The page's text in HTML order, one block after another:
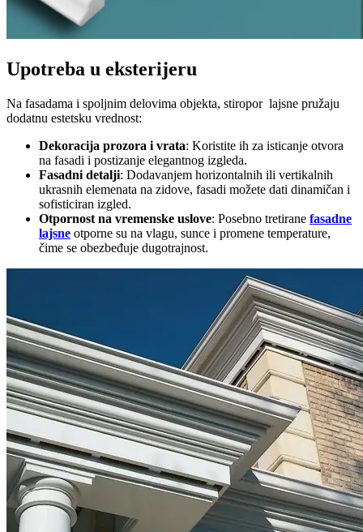
Upotreba u eksterijeru
Na fasadama i spoljnim delovima objekta, stiropor lajsne pružaju
dodatnu estetsku vrednost:
Dekoracija prozora i vrata: Koristite ih za isticanje otvora
na fasadi i postizanje elegantnog izgleda.
Fasadni detalji: Dodavanjem horizontalnih ili vertikalnih
ukrasnih elemenata na zidove, fasadi možete dati dinamičan i
sofisticiran izgled.
Otpornost na vremenske uslove: Posebno tretirane fasadne
lajsne otporne su na vlagu, sunce i promene temperature,
čime se obezbeđuje dugotrajnost.